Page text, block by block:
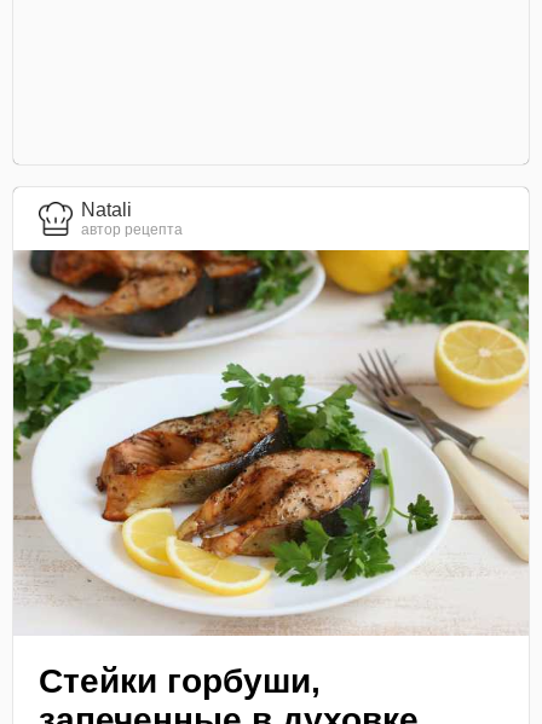
Natali
автор рецепта
Стейки горбуши,